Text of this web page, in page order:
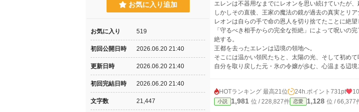
エレンは不器用なまでにレオンを思い続けていたが
しかしその直後、王家の魔法の鏡が過去の真実とリ
レオンは自らの手で命の恩人を切り捨てたことに絶
「守るべき相手からの完全な拒絶」によって呪いの
絶する。
王都を去ったエレンは辺境の領地へ。
そこには温かい領民たちと、太陽の光、そして初めて
自分を取り戻した元・氷の令嬢が歩む、心温まる辺境
HOTランキング 最高21位 24h.ポイント 731pt
小説 1,981 位 / 228,827件 恋愛 1,128 位 / 66,377
お気に入り追加
お気に入り 519
初回公開日時 2026.06.20 21:40
更新日時 2026.06.20 21:40
初回完結日時 2026.06.20 21:40
文字数 21,447